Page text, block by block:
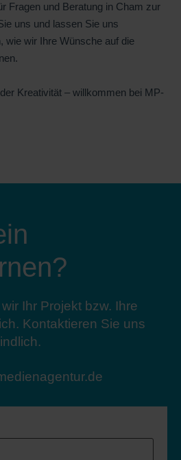
Fragen und Beratung in Cham zur
uns und lassen Sie uns
wie wir Ihre Wünsche auf die
Kreativität – willkommen bei MP-
Ihr Projekt bzw. Ihre
Kontaktieren Sie uns